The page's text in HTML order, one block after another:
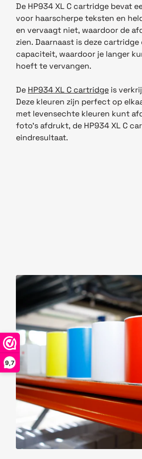
9,7
De HP934XL C cartridge bevat
voor haarscherpe teksten en
en vervaagt niet, waardoor de
zien. Daarnaast is deze
capaciteit, waardoor je langer
hoeft te vervangen.
De HP934 XL C cartridge is
Deze kleuren zijn perfect op
met levensechte kleuren kunt
foto's afdrukt, de HP934XL C
eindresultaat.